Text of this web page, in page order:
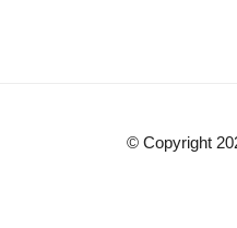
© Copyright